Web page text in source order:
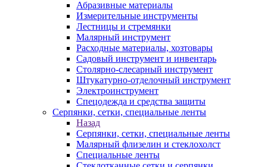
Абразивные материалы
Измерительные инструменты
Лестницы и стремянки
Малярный инструмент
Расходные материалы, хозтовары
Садовый инструмент и инвентарь
Столярно-слесарный инструмент
Штукатурно-отделочный инструмент
Электроинструмент
Спецодежда и средства защиты
Серпянки, сетки, специальные ленты
Назад
Серпянки, сетки, специальные ленты
Малярный флизелин и стеклохолст
Специальные ленты